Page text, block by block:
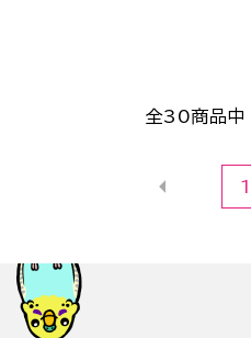
全30商品中
1